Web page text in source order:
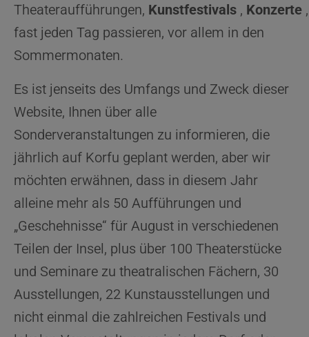
Theateraufführungen, Kunstfestivals , Konzerte
fast jeden Tag passieren, vor allem in den
Sommermonaten.
Es ist jenseits des Umfangs und Zweck dieser
Website, Ihnen über alle
Sonderveranstaltungen zu informieren, die
jährlich auf Korfu geplant werden, aber wir
möchten erwähnen, dass in diesem Jahr
alleine mehr als 50 Aufführungen und
„Geschehnisse“ für August in verschiedenen
Teilen der Insel, plus über 100 Theaterstücke
und Seminare zu theatralischen Fächern, 30
Ausstellungen, 22 Kunstausstellungen und
nicht einmal die zahlreichen Festivals und